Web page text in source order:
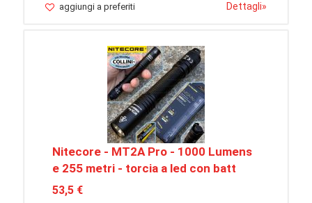
aggiungi a preferiti Dettagli»
Nitecore - MT2A Pro - 1000 Lumens
e 255 metri - torcia a led con batt
53,5 €